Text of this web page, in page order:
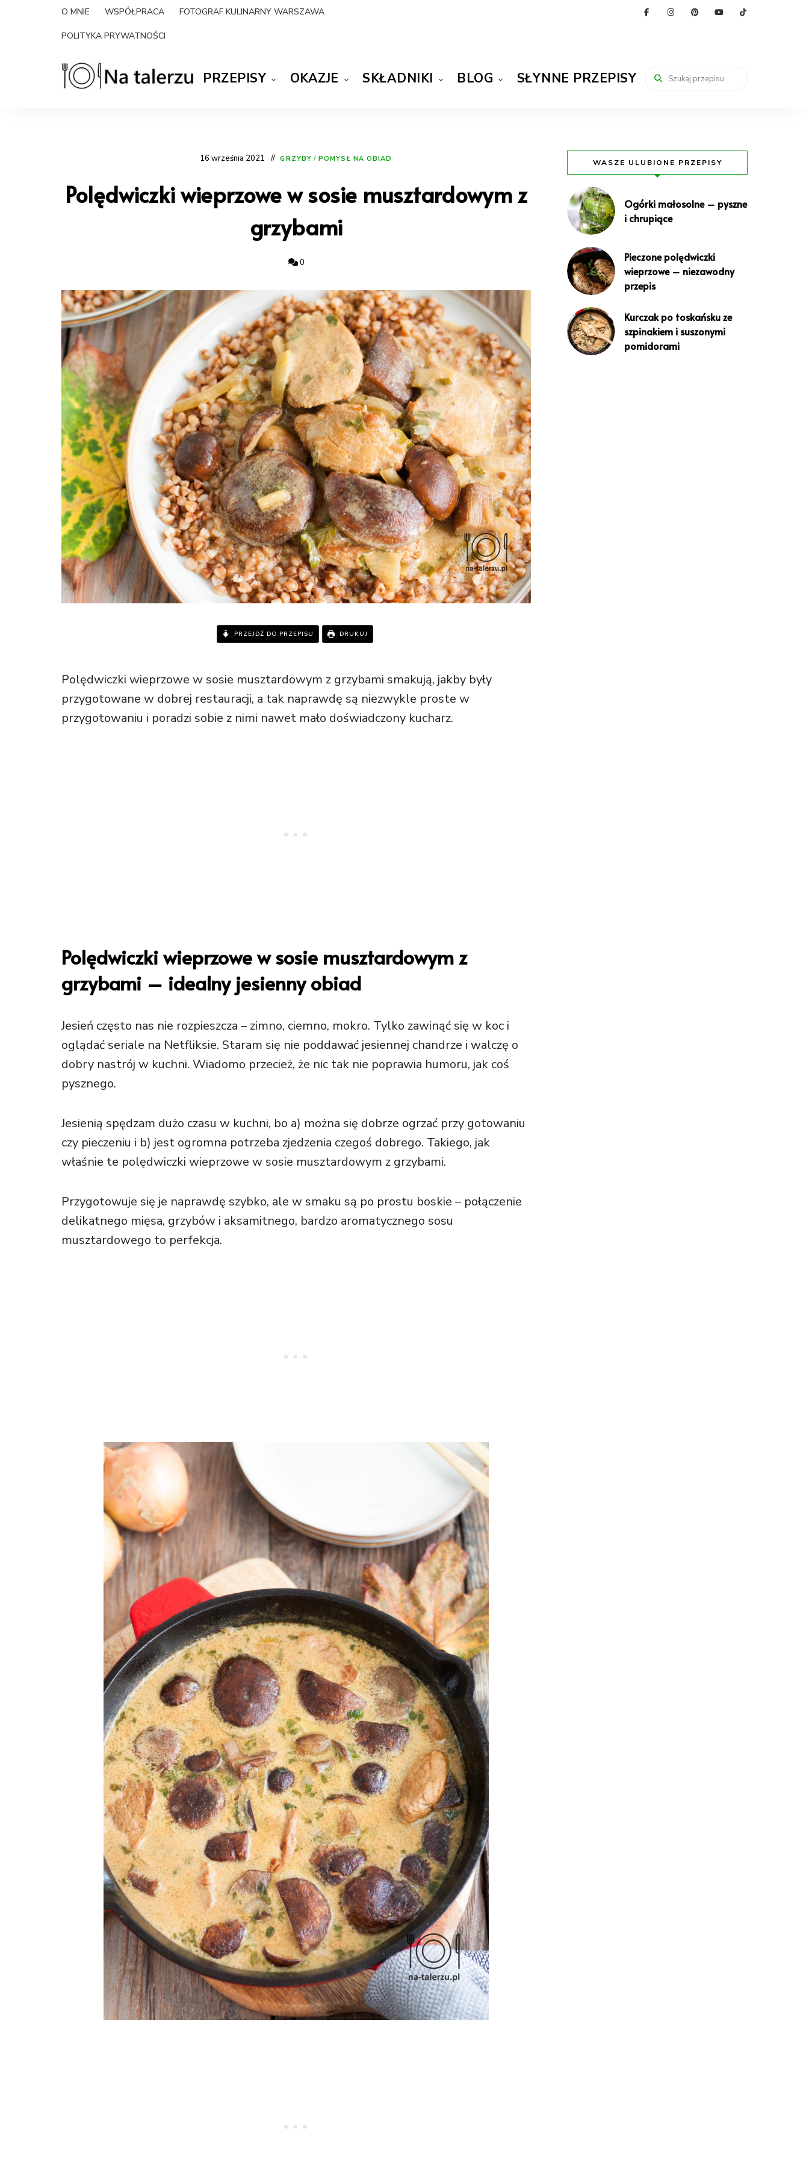
O MNIE WSPÓŁPRACA FOTOGRAF KULINARNY WARSZAWA
POLITYKA PRYWATNOŚCI
PRZEPISY OKAZJE SKŁADNIKI BLOG SŁYNNE PRZEPISY
16 września 2021 GRZYBY / POMYSŁ NA OBIAD
Polędwiczki wieprzowe w sosie musztardowym z
grzybami
0
PRZEJDŹ DO PRZEPISU DRUKUJ
Polędwiczki wieprzowe w sosie musztardowym z grzybami smakują, jakby były
przygotowane w dobrej restauracji, a tak naprawdę są niezwykle proste w
przygotowaniu i poradzi sobie z nimi nawet mało doświadczony kucharz.
Polędwiczki wieprzowe w sosie musztardowym z
grzybami – idealny jesienny obiad
Jesień często nas nie rozpieszcza – zimno, ciemno, mokro. Tylko zawinąć się w koc i
oglądać seriale na Netfliksie. Staram się nie poddawać jesiennej chandrze i walczę o
dobry nastrój w kuchni. Wiadomo przecież, że nic tak nie poprawia humoru, jak coś
pysznego.
Jesienią spędzam dużo czasu w kuchni, bo a) można się dobrze ogrzać przy gotowaniu
czy pieczeniu i b) jest ogromna potrzeba zjedzenia czegoś dobrego. Takiego, jak
właśnie te polędwiczki wieprzowe w sosie musztardowym z grzybami.
Przygotowuje się je naprawdę szybko, ale w smaku są po prostu boskie – połączenie
delikatnego mięsa, grzybów i aksamitnego, bardzo aromatycznego sosu
musztardowego to perfekcja.
WASZE ULUBIONE PRZEPISY
Ogórki małosolne – pyszne
i chrupiące
Pieczone polędwiczki
wieprzowe – niezawodny
przepis
Kurczak po toskańsku ze
szpinakiem i suszonymi
pomidorami